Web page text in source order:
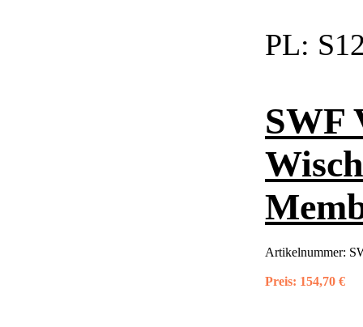
PL:
SWF
Artikelnummer:
Preis: 154,70 €